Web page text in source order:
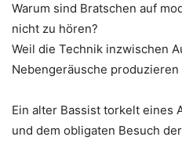
Warum sind Bratschen auf
nicht zu hören?
Weil die Technik inzwischen
Nebengeräusche
Ein alter Bassist torkelt eines
und dem obligaten Besuch